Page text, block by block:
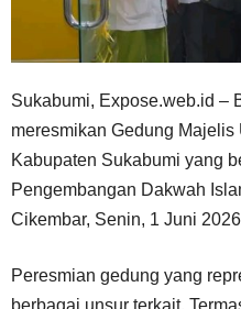
Sukabumi, Expose.web.id –
meresmikan Gedung
Kabupaten Sukabumi yang
Pengembangan Dakwah
Cikembar, Senin, 1 Juni
Peresmian gedung yang
berbagai unsur terkait.